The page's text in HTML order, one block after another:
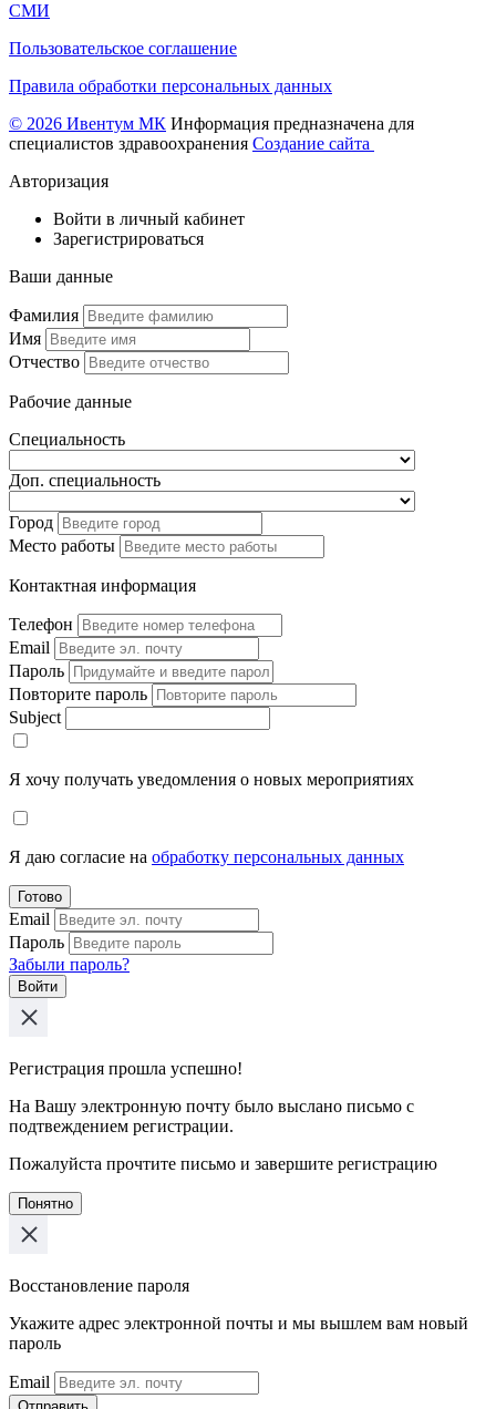
СМИ
Пользовательское соглашение
Правила обработки персональных данных
© 2026 Ивентум МК Информация предназначена для
специалистов здравоохранения Создание сайта
Авторизация
Войти в личный кабинет
Зарегистрироваться
Ваши данные
Фамилия
Имя
Отчество
Рабочие данные
Специальность
Доп. специальность
Город
Место работы
Контактная информация
Телефон
Email
Пароль
Повторите пароль
Subject
Я хочу получать уведомления о новых мероприятиях
Я даю согласие на обработку персональных данных
Готово
Email
Пароль
Забыли пароль?
Войти
Регистрация прошла успешно!
На Вашу электронную почту было выслано письмо с
подтвеждением регистрации.
Пожалуйста прочтите письмо и завершите регистрацию
Понятно
Восстановление пароля
Укажите адрес электронной почты и мы вышлем вам новый
пароль
Email